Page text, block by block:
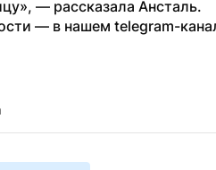
— рассказала Ансталь.
— в нашем telegram-